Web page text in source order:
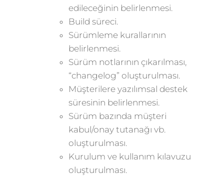
edileceğinin belirlenmesi.
Build süreci.
Sürümleme kurallarının
belirlenmesi.
Sürüm notlarının çıkarılması,
“changelog” oluşturulması.
Müşterilere yazılımsal destek
süresinin belirlenmesi.
Sürüm bazında müşteri
kabul/onay tutanağı vb.
oluşturulması.
Kurulum ve kullanım kılavuzu
oluşturulması.